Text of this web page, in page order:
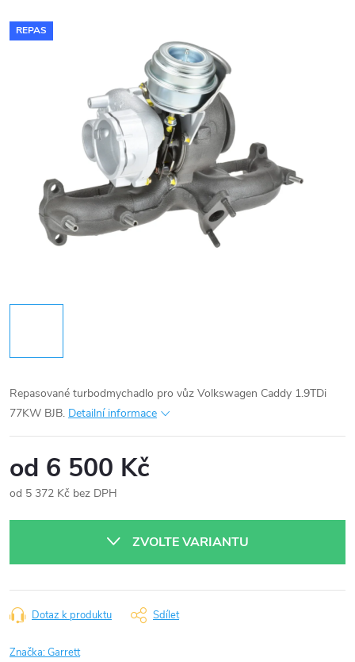
REPAS
Repasované turbodmychadlo pro vůz Volkswagen Caddy 1.9TDi
77KW BJB. Detailní informace
od 6 500 Kč
od 5 372 Kč bez DPH
ZVOLTE VARIANTU
Dotaz k produktu Sdílet
Značka:Garrett